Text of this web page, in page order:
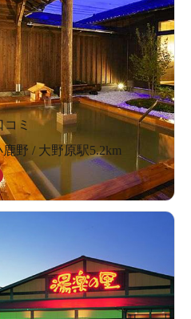
コミ
野 / 大野原駅5.2km